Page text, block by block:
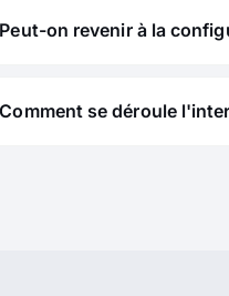
Peut-on revenir à la
Comment se déroule